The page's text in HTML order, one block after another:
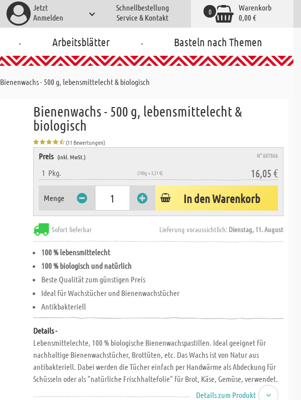
Jetzt
Anmelden
Schnellbestellung
Service & Kontakt
Warenkorb
0,00 €
0
. Arbeitsblätter . Basteln nach Themen
Bienenwachs - 500 g, lebensmittelecht & biologisch
Bienenwachs - 500 g, lebensmittelecht &
biologisch
(11 Bewertungen)
Preis (inkl. MwSt.) N° 607866
1 Pkg. (100g = 3,21 €) 16,05 €
Menge In den Warenkorb
Sofort lieferbar Lieferung voraussichtlich: Dienstag, 11. August
100 % lebensmittelecht
100 % biologisch und natürlich
Beste Qualität zum günstigen Preis
Ideal für Wachstücher und Bienenwachstücher
Antikbakteriell
Details -
Lebensmittelechte, 100 % biologische Bienenwachspastillen. Ideal geeignet für
nachhaltige Bienenwachstücher, Brottüten, etc. Das Wachs ist von Natur aus
antibakteriell. Dabei werden die Tücher einfach per Handwärme als Abdeckung für
Schüsseln oder als "natürliche Frischhaltefolie" für Brot, Käse, Gemüse, verwendet.
Eine genaue Anleitung zum selbermachen der Bienenwachstücher finden Sie dafür
Details zum Produkt